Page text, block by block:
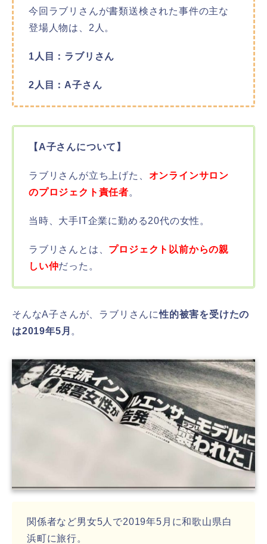
今回ラブリさんが書類送検された事件の主な
登場人物は、2人。
1人目：ラブリさん
2人目：A子さん
【A子さんについて】
ラブリさんが立ち上げた、 オンラインサロン
のプロジェクト責任者。
当時、大手IT企業に勤める20代の女性。
ラブリさんとは、 プロジェクト以前からの親
しい仲だった。
そんなA子さんが、ラブリさんに性的被害を受けたの
は2019年5月 。
関係者など男女5人で2019年5月に和歌山県白
浜町に旅行。